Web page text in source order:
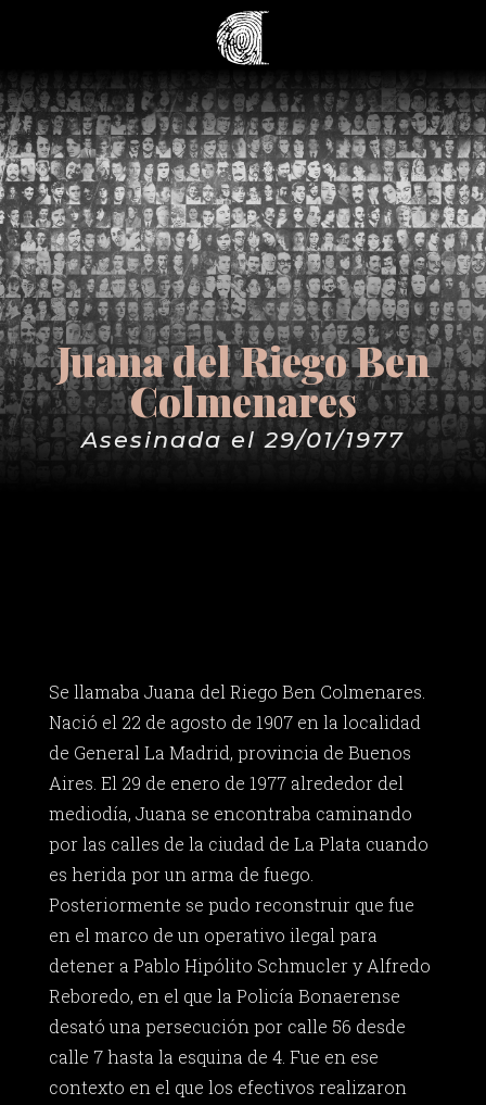
Juana del Riego Ben
Colmenares
Asesinada el 29/01/1977
Se llamaba Juana del Riego Ben Colmenares.
Nació el 22 de agosto de 1907 en la localidad
de General La Madrid, provincia de Buenos
Aires. El 29 de enero de 1977 alrededor del
mediodía, Juana se encontraba caminando
por las calles de la ciudad de La Plata cuando
es herida por un arma de fuego.
Posteriormente se pudo reconstruir que fue
en el marco de un operativo ilegal para
detener a Pablo Hipólito Schmucler y Alfredo
Reboredo, en el que la Policía Bonaerense
desató una persecución por calle 56 desde
calle 7 hasta la esquina de 4. Fue en ese
contexto en el que los efectivos realizaron